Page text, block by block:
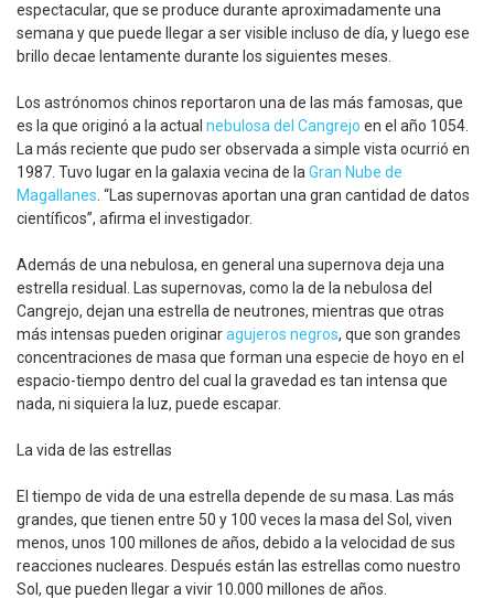
espectacular, que se produce durante aproximadamente una
semana y que puede llegar a ser visible incluso de día, y luego ese
brillo decae lentamente durante los siguientes meses.
Los astrónomos chinos reportaron una de las más famosas, que
es la que originó a la actual nebulosa del Cangrejo en el año 1054.
La más reciente que pudo ser observada a simple vista ocurrió en
1987. Tuvo lugar en la galaxia vecina de la Gran Nube de
Magallanes . “Las supernovas aportan una gran cantidad de datos
científicos”, afirma el investigador.
Además de una nebulosa, en general una supernova deja una
estrella residual. Las supernovas, como la de la nebulosa del
Cangrejo, dejan una estrella de neutrones, mientras que otras
más intensas pueden originaragujeros negros, que son grandes
concentraciones de masa que forman una especie de hoyo en el
espacio-tiempo dentro del cual la gravedad es tan intensa que
nada, ni siquiera la luz, puede escapar.
La vida de las estrellas
El tiempo de vida de una estrella depende de su masa. Las más
grandes, que tienen entre 50 y 100 veces la masa del Sol, viven
menos, unos 100 millones de años, debido a la velocidad de sus
reacciones nucleares. Después están las estrellas como nuestro
Sol, que pueden llegar a vivir 10.000 millones de años.